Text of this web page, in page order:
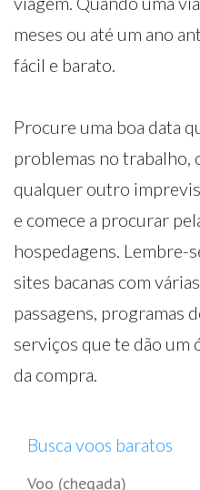
meses ou até um ano
fácil e barato.
Procure uma boa data
problemas no trabalho,
qualquer outro
e comece a procurar
hospedagens. Lembre-
sites bacanas com
passagens, programas
serviços que te dão um
da compra.
Busca voos baratos